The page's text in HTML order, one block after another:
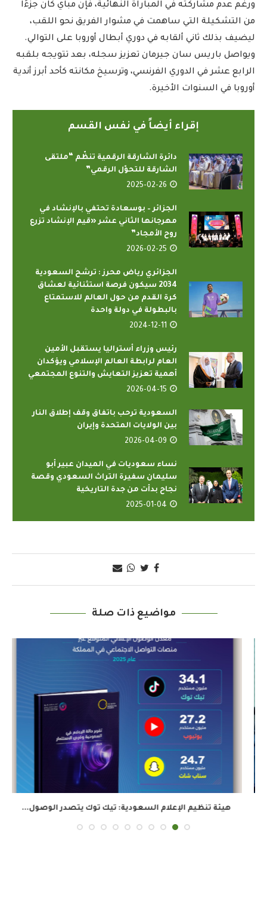
ورغم عدم مشاركته في المباراة النهائية، فإن مباي كان جزءًا
من التشكيلة التي ساهمت في مشوار الفريق نحو اللقب،
ليضيف بذلك ثاني ألقابه في دوري أبطال أوروبا على التوالي.
ويواصل باريس سان جيرمان تعزيز سجله، بعد تتويجه بلقبه
الرابع عشر في الدوري الفرنسي، وترسيخ مكانته كأحد أبرز أندية
أوروبا في السنوات الأخيرة.
إقراء أيضاً في نفس القسم
دائرة الشارقة الرقمية تنظّم “ملتقى
الشارقة للتحوّل الرقمي”
2025-02-26
الجزائر – بوسعادة تحتفي بالإنشاد في
مهرجانها الثاني عشر «قيم الإنشاد تزرع
روح الأمجاد”
2026-02-25
الجزائري رياض محرز : ترشح السعودية
2034 سيكون فرصة استثنائية لعشاق
كرة القدم من حول العالم للاستمتاع
بالبطولة في دولة واحدة
2024-12-11
رئيس وزراء أستراليا يستقبل الأمين
العام لرابطة العالم الإسلامي ويؤكدان
أهمية تعزيز التعايش والتنوع المجتمعي
2026-04-15
السعودية ترحب باتفاق وقف إطلاق النار
بين الولايات المتحدة وإيران
2026-04-09
نساء سعوديات في الميدان عبير أبو
سليمان سفيرة التراث السعودي وقصة
نجاح بدأت من جدة التاريخية
2025-01-04
مواضيع ذات صلة
هيئة تنظيم الإعلام السعودية: تيك توك يتصدر الوصول...